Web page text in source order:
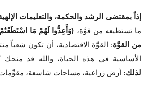
إذاً بمقتضى الرشد والحكمة، والتعليمات
ما تستطيعه من قوَّة، {وَأَعِدُّوا لَهُمْ مَا
من القوَّة: القوَّة الاقتصادية، أن تكون شعباً
الأساسية في هذه الحياة، والله قد منحك
لذلك: أرض زراعية، مساحات شاسعة، مقوِّمات